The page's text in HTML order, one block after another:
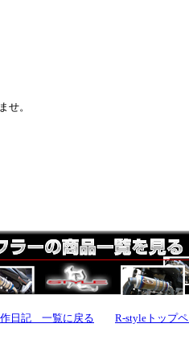
せ。
日記 一覧に戻る R-styleトップ